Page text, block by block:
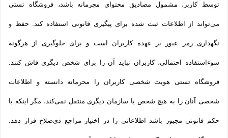
توسط کاربر، مشمول مصادیق محتوای مجرمانه باشد، فروشگاه تستی
می‌تواند از اطلاعات ثبت شده برای پیگیری قانونی استفاده کند. حفظ و
نگهداری رمز عبور بر عهده کاربران است و برای جلوگیری از هرگونه
سوءاستفاده احتمالی، کاربران نباید آن را برای شخص دیگری فاش کنند.
فروشگاه تستی هویت شخصی کاربران را محرمانه دانسته و اطلاعات
شخصی آنان را به هیچ شخص یا سازمان دیگری منتقل نمی‌کند، مگر اینکه با
حکم قانونی مجبور باشد اطلاعاتی را در اختیار مراجع ذی‌صلاح قرار دهد.